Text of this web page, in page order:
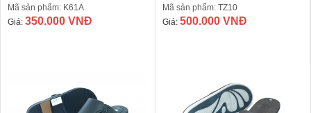
Mã sản phẩm: K61A
Giá: 350.000 VNĐ
Mã sản phẩm: TZ10
Giá: 500.000 VNĐ